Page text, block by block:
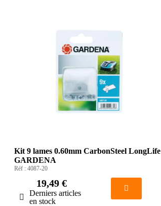
Kit 9 lames 0.60mm CarbonSteel LongLife
GARDENA
Réf : 4087-20
19,49 €
Derniers articles
en stock